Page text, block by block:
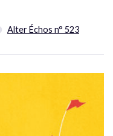
Alter Échos n° 523